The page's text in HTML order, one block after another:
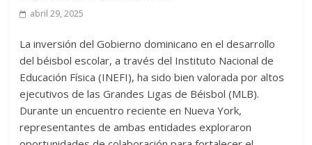
abril 29, 2025
La inversión del Gobierno dominicano en el desarrollo
del béisbol escolar, a través del Instituto Nacional de
Educación Física (INEFI), ha sido bien valorada por altos
ejecutivos de las Grandes Ligas de Béisbol (MLB).
Durante un encuentro reciente en Nueva York,
representantes de ambas entidades exploraron